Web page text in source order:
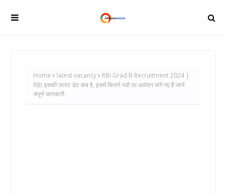
Home latest vacancy
RBI Grad B Recruitment 2024 |
RBI इसकी लास्ट डेट कब है, इसमें कितने पदों पर आवेदन मांगे गए हैं जानें
संपूर्ण जानकारी